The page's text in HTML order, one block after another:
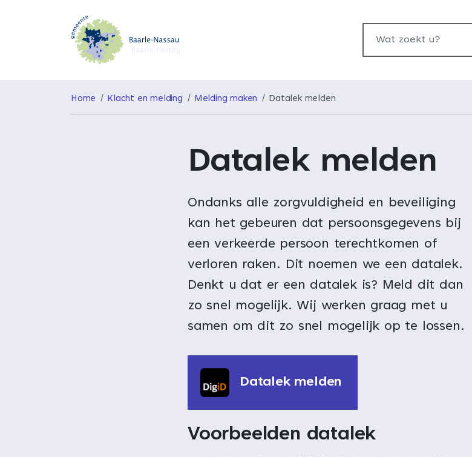
Wat zoekt u?
Home Klacht en melding Melding maken Datalek melden
Datalek melden
Ondanks alle zorgvuldigheid en beveiliging
kan het gebeuren dat persoonsgegevens bij
een verkeerde persoon terechtkomen of
verloren raken. Dit noemen we een datalek.
Denkt u dat er een datalek is? Meld dit dan
zo snel mogelijk. Wij werken graag met u
samen om dit zo snel mogelijk op te lossen.
Datalek melden
Voorbeelden datalek